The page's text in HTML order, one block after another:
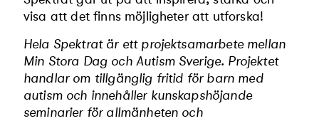
visa att det finns möjligheter att utforska!
Hela Spektrat är ett projektsamarbete mellan
Min Stora Dag och Autism Sverige. Projektet
handlar om tillgänglig fritid för barn med
autism och innehåller kunskapshöjande
seminarier för allmänheten och